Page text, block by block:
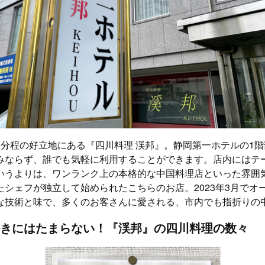
程の好立地にある『四川料理 渓邦』。静岡第一ホテルの1
ならず、誰でも気軽に利用することができます。店内にはテ
うよりは、ワンランク上の本格的な中国料理店といった雰囲
シェフが独立して始められたこちらのお店。2023年3月でオ
技術と味で、多くのお客さんに愛される、市内でも指折りの
にはたまらない！『渓邦』の四川料理の数々